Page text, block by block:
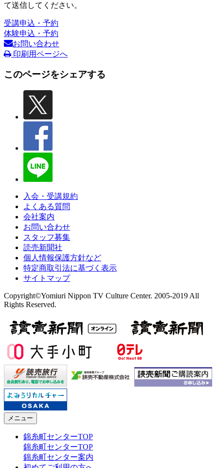
て送信してください。
受講申込・予約
体験申込・予約
お問い合わせ
印刷用ページへ
このページをシェアする
入会・受講規約
よくある質問
会社案内
お問い合わせ
スタッフ募集
読売新聞社
個人情報保護方針など
特定商取引法に基づく表示
サイトマップ
Copyright©Yomiuri Nippon TV Culture Center. 2005-2019 All
Rights Reserved.
メニュー
錦糸町センターTOP
錦糸町センターTOP
錦糸町センター案内